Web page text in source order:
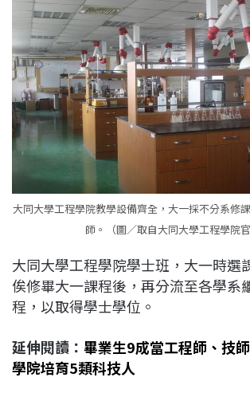
大同大學工程學院教學設備齊全，大一採不分系修
師。（圖／取自大同大學工程學院官
大同大學工程學院學士班，大一時選
俟修畢大一課程後，再分流至各學系
程，以取得學士學位。
延伸閱讀： 畢業生9成當工程師、技
學院培育5類科技人